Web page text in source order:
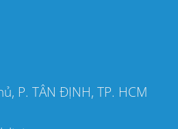
P. TÂN ĐỊNH, TP. HCM